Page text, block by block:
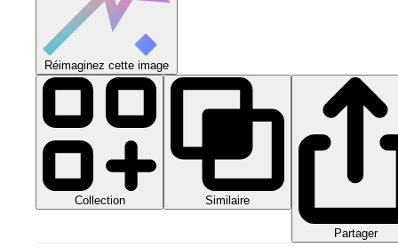
Réimaginez cette image
Collection Similaire
Partager